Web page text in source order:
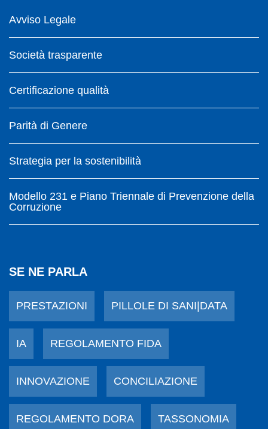
Avviso Legale
Società trasparente
Certificazione qualità
Parità di Genere
Strategia per la sostenibilità
Modello 231 e Piano Triennale di Prevenzione della
Corruzione
SE NE PARLA
PRESTAZIONI PILLOLE DI SANI|DATA
IA REGOLAMENTO FIDA
INNOVAZIONE CONCILIAZIONE
REGOLAMENTO DORA TASSONOMIA